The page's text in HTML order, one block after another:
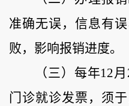
准确无误，信息有
败，影响报销进度。
（三） 每年12
门诊就诊发票，须于